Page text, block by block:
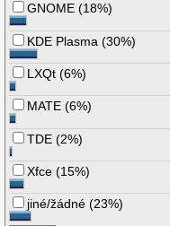
GNOME (18%)
KDE Plasma (30%)
LXQt (6%)
MATE (6%)
TDE (2%)
Xfce (15%)
jiné/žádné (23%)